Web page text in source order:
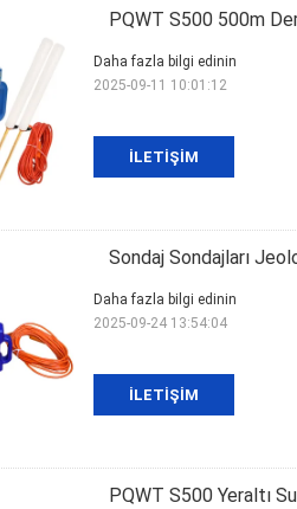
PQWT S500 500m
İLETIŞIM
Daha fazla bilgi edinin
2025-09-11 10:01:12
Sondaj Sondajları
İLETIŞIM
Daha fazla bilgi edinin
2025-09-24 13:54:04
PQWT S500 Yeraltı